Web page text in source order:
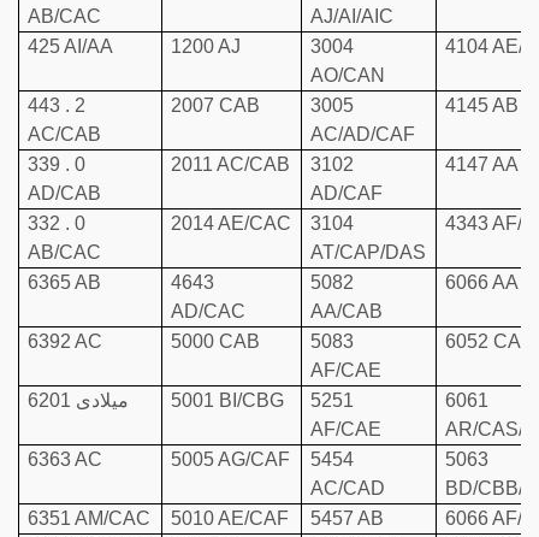
AB/CAC
AJ/AI/AIC
425 AI/AA 1200 AJ
3004
AO/CAN
4104 AE/
443 . 2
AC/CAB
2007 CAB
3005
AC/AD/CAF
4145 AB
339 . 0
AD/CAB
2011 AC/CAB
3102
AD/CAF
4147 AA
332 . 0
AB/CAC
2014 AE/CAC
3104
AT/CAP/DAS
4343 AF/
6365 AB
4643
AD/CAC
5082
AA/CAB
6066 AA
6392 AC 5000 CAB
5083
AF/CAE
6052 CAE
6201 میلادی 5001 BI/CBG
5251
AF/CAE
6061
AR/CAS/
6363 AC
5005 AG/CAF
5454
AC/CAD
5063
BD/CBB/
6351 AM/CAC
5010 AE/CAF 5457 AB
6066 AF/